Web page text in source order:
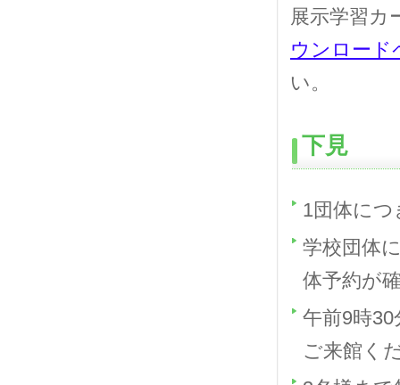
展示学習カ
ウンロード
い。
下見
1団体に
学校団体
体予約が
午前9時
ご来館く